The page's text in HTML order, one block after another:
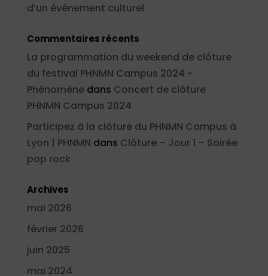
d’un événement culturel
Commentaires récents
La programmation du weekend de clôture
du festival PHNMN Campus 2024 -
Phénomènedans Concert de clôture
PHNMN Campus 2024
Participez à la clôture du PHNMN Campus à
Lyon | PHNMN dans Clôture – Jour 1 – Soirée
pop rock
Archives
mai 2026
février 2026
juin 2025
mai 2024